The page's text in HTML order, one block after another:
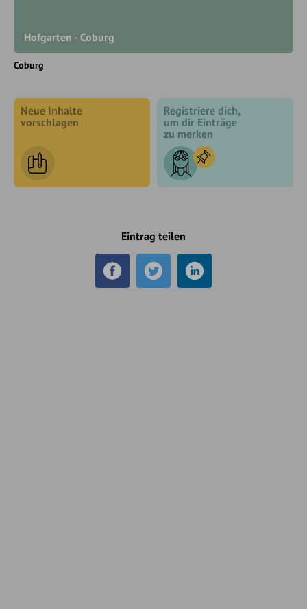
Hofgarten - Coburg
Coburg
Neue Inhalte
vorschlagen
Registriere dich,
um dir Einträge
zu merken
Eintrag teilen